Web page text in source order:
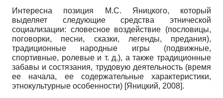
Интересна позиция М.С. Яницкого, который
выделяет следующие средства этнической
социализации: словесное воздействие (пословицы,
поговорки, песни, сказки, легенды, предания),
традиционные народные игры (подвижные,
спортивные, ролевые и т. д.), а также традиционные
забавы и состязания, трудовую деятельность (время
ее начала, ее содержательные характеристики,
этнокультурные особенности) [Яницкий, 2008].